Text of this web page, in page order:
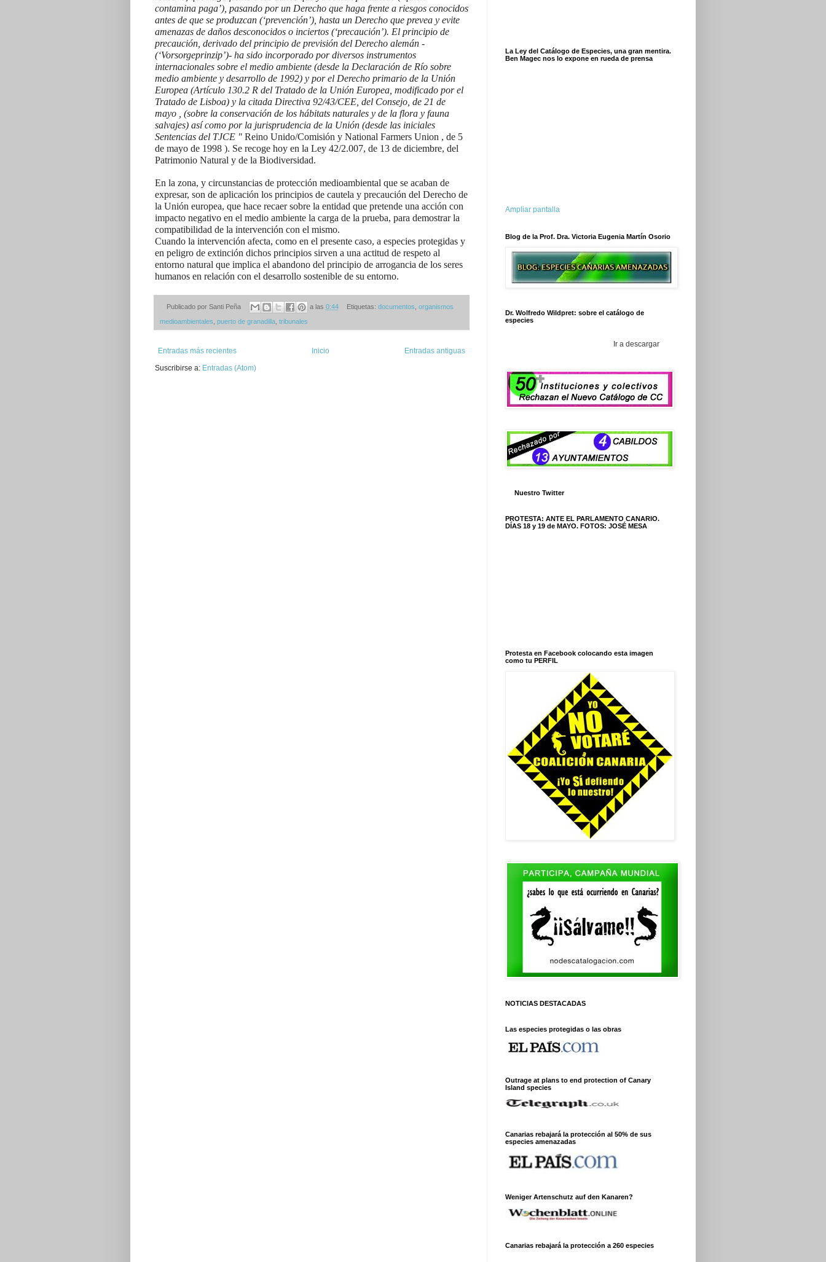
contamina paga’), pasando por un Derecho que haga frente a riesgos conocidos
antes de que se produzcan (‘prevención’), hasta un Derecho que prevea y evite
amenazas de daños desconocidos o inciertos (‘precaución’). El principio de
precaución, derivado del principio de previsión del Derecho alemán -
(‘Vorsorgeprinzip’)- ha sido incorporado por diversos instrumentos
internacionales sobre el medio ambiente (desde la Declaración de Río sobre
medio ambiente y desarrollo de 1992) y por el Derecho primario de la Unión
Europea (Artículo 130.2 R del Tratado de la Unión Europea, modificado por el
Tratado de Lisboa) y la citada Directiva 92/43/CEE, del Consejo, de 21 de
mayo , (sobre la conservación de los hábitats naturales y de la flora y fauna
salvajes) así como por la jurisprudencia de la Unión (desde las iniciales
Sentencias del TJCE " Reino Unido/Comisión y National Farmers Union , de 5
de mayo de 1998 ). Se recoge hoy en la Ley 42/2.007, de 13 de diciembre, del
Patrimonio Natural y de la Biodiversidad.
En la zona, y circunstancias de protección medioambiental que se acaban de
expresar, son de aplicación los principios de cautela y precaución del Derecho de
la Unión europea, que hace recaer sobre la entidad que pretende una acción con
impacto negativo en el medio ambiente la carga de la prueba, para demostrar la
compatibilidad de la intervención con el mismo.
Cuando la intervención afecta, como en el presente caso, a especies protegidas y
en peligro de extinción dichos principios sirven a una actitud de respeto al
entorno natural que implica el abandono del principio de arrogancia de los seres
humanos en relación con el desarrollo sostenible de su entorno.
Publicado por Santi Peña a las 0:44 Etiquetas:documentos ,organismos
medioambientales, puerto de granadilla, tribunales
Entradas más recientes Entradas antiguas
Inicio
Suscribirse a: Entradas (Atom)
La Ley del Catálogo de Especies, una gran mentira.
Ben Magec nos lo expone en rueda de prensa
Ampliar pantalla
Blog de la Prof. Dra. Victoria Eugenia Martín Osorio
Dr. Wolfredo Wildpret: sobre el catálogo de
especies
Ir a descargar
Nuestro Twitter
PROTESTA: ANTE EL PARLAMENTO CANARIO.
DÍAS 18 y 19 de MAYO. FOTOS: JOSÉ MESA
Protesta en Facebook colocando esta imagen
como tu PERFIL
NOTICIAS DESTACADAS
Las especies protegidas o las obras
Outrage at plans to end protection of Canary
Island species
Canarias rebajará la protección al 50% de sus
especies amenazadas
Weniger Artenschutz auf den Kanaren?
Canarias rebajará la protección a 260 especies